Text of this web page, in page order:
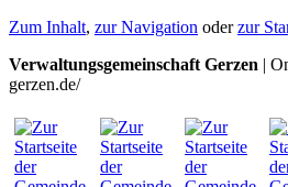
Zum Inhalt, zur Navigation oderzur
Verwaltungsgemeinschaft Gerzen |
gerzen.de/